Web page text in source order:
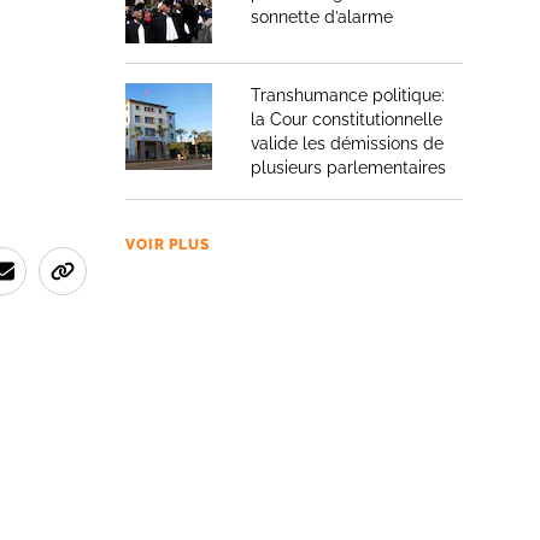
sonnette d’alarme
Transhumance politique:
la Cour constitutionnelle
valide les démissions de
plusieurs parlementaires
VOIR PLUS